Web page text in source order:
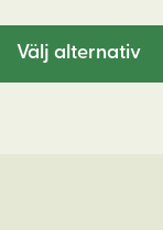
269.00kr
Välj alternativ